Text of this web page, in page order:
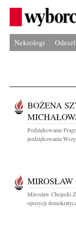
Nekrologi
BOŻENA
Podziękowanie
podziękowania
MIROSŁAW
Mirosław Chojecki
opozycji